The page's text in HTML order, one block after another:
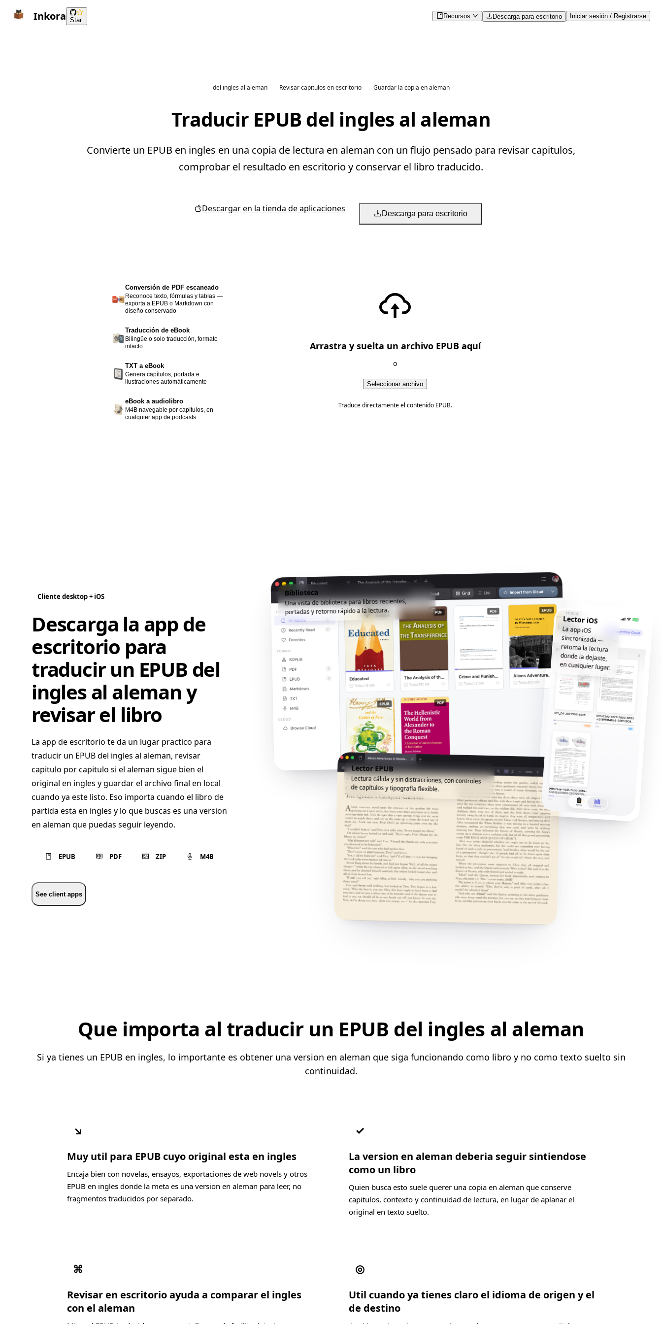
Inkora Star
Recursos Descarga para escritorio Iniciar sesión / Registrarse
del ingles al aleman Revisar capitulos en escritorio Guardar la copia en aleman
Traducir EPUB del ingles al aleman
Convierte un EPUB en ingles en una copia de lectura en aleman con un flujo pensado para revisar capitulos,
comprobar el resultado en escritorio y conservar el libro traducido.
Descargar en la tienda de aplicaciones Descarga para escritorio
Conversión de PDF escaneado
Reconoce texto, fórmulas y tablas —
exporta a EPUB o Markdown con
diseño conservado
Traducción de eBook
Bilingüe o solo traducción, formato
intacto
TXT a eBook
Genera capítulos, portada e
ilustraciones automáticamente
eBook a audiolibro
M4B navegable por capítulos, en
cualquier app de podcasts
Arrastra y suelta un archivo EPUB aquí
o
Seleccionar archivo
Traduce directamente el contenido EPUB.
Cliente desktop + iOS
Descarga la app de
escritorio para
traducir un EPUB del
ingles al aleman y
revisar el libro
La app de escritorio te da un lugar practico para
traducir un EPUB del ingles al aleman, revisar
capitulo por capitulo si el aleman sigue bien el
original en ingles y guardar el archivo final en local
cuando ya este listo. Eso importa cuando el libro de
partida esta en ingles y lo que buscas es una version
en aleman que puedas seguir leyendo.
EPUB PDF ZIP M4B
See client apps
Biblioteca
Una vista de biblioteca para libros recientes,
portadas y retorno rápido a la lectura.
Lector EPUB
Lectura cálida y sin distracciones, con controles
de capítulos y tipografía flexible.
Lector iOS
La app iOS
sincronizada —
retoma la lectura
donde la dejaste,
en cualquier lugar.
Que importa al traducir un EPUB del ingles al aleman
Si ya tienes un EPUB en ingles, lo importante es obtener una version en aleman que siga funcionando como libro y no como texto suelto sin
continuidad.
↘
Muy util para EPUB cuyo original esta en ingles
Encaja bien con novelas, ensayos, exportaciones de web novels y otros
EPUB en ingles donde la meta es una version en aleman para leer, no
fragmentos traducidos por separado.
✓
La version en aleman deberia seguir sintiendose
como un libro
Quien busca esto suele querer una copia en aleman que conserve
capitulos, contexto y continuidad de lectura, en lugar de aplanar el
original en texto suelto.
⌘
Revisar en escritorio ayuda a comparar el ingles
con el aleman
◎
Util cuando ya tienes claro el idioma de origen y el
de destino